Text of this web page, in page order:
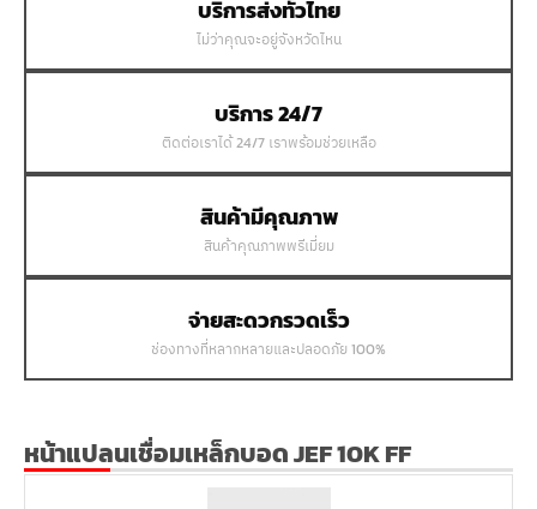
บริการส่งทั่วไทย
ไม่ว่าคุณจะอยู่จังหวัดไหน
บริการ 24/7
ติดต่อเราได้ 24/7 เราพร้อมช่วยเหลือ
สินค้ามีคุณภาพ
สินค้าคุณภาพพรีเมี่ยม
จ่ายสะดวกรวดเร็ว
ช่องทางที่หลากหลายและปลอดภัย 100%
หน้าแปลนเชื่อมเหล็กบอด JEF 10K FF